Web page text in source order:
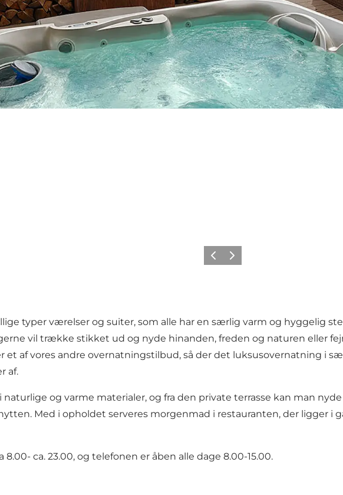
Forrige billede
Næste billede
typer værelser og suiter, som alle har en særlig varm og hyggelig
vil trække stikket ud og nyde hinanden, freden og naturen eller
et af vores andre overnatningstilbud, så der det luksusovernatning i
af.
og varme materialer, og fra den private terrasse kan man
Med i opholdet serveres morgenmad i restauranten, der ligger i
ca. 23.00, og telefonen er åben alle dage 8.00-15.00.